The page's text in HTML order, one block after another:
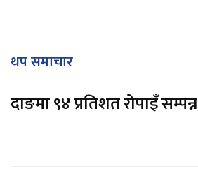
थप समाचार
दाङमा ९४ प्रतिशत रोपाइँ सम्पन्न